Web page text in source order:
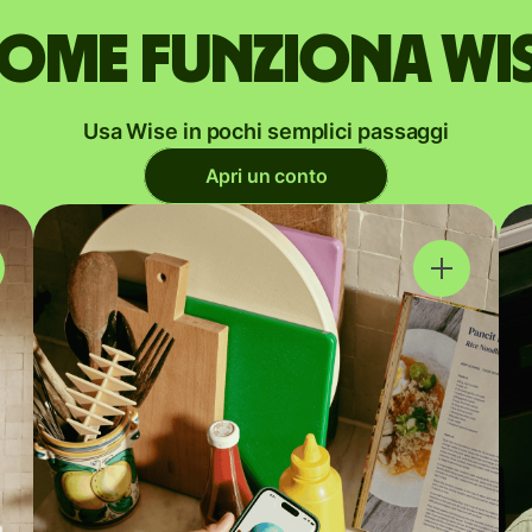
funziona
Usa Wise in pochi semplici passaggi
Apri un conto